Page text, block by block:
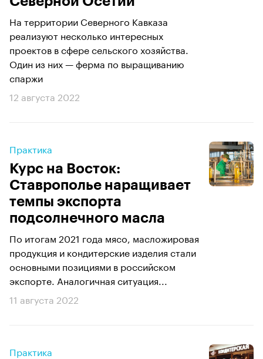
На территории Северного Кавказа
реализуют несколько интересных
проектов в сфере сельского хозяйства.
Один из них — ферма по выращиванию
спаржи
12 августа 2022
Практика
Курс на Восток:
Ставрополье наращивает
темпы экспорта
подсолнечного масла
По итогам 2021 года мясо, масложировая
продукция и кондитерские изделия стали
основными позициями в российском
экспорте. Аналогичная ситуация...
11 августа 2022
Практика